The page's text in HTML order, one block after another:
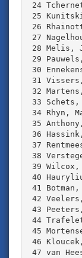
24
25
26
27
28 Melis,
29
30
31
32
33
34 Rhyn,
35
36
37
38
39
40
41
42
43
44
45
46
47 van